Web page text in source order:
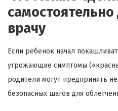
врачу
Если ребенок начал
угрожающие симптомы
родители могут предпринять
безопасных шагов для